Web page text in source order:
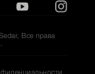
Все права